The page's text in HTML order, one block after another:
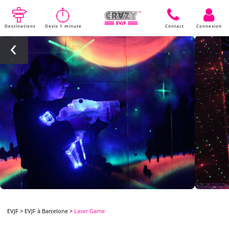
Destinations Devis 1 minute Contact Connexion
EVJF > EVJF à Barcelone > Laser Game